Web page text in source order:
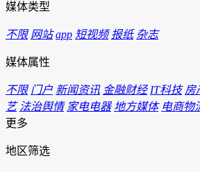
媒体类型
不限 网站 app 短视频 报纸 杂志
媒体属性
不限 门户 新闻资讯 金融财经 IT科技 房
艺 法治舆情 家电电器 地方媒体 电商物
更多
地区筛选